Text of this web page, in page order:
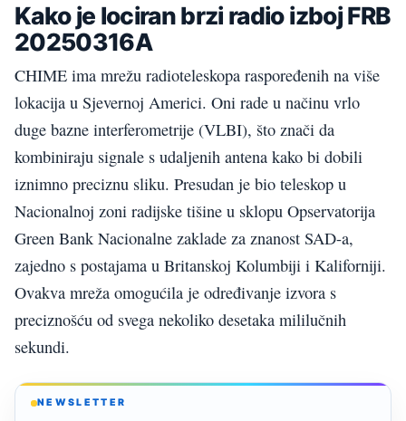
Kako je lociran brzi radio izboj FRB
20250316A
CHIME ima mrežu radioteleskopa raspoređenih na više
lokacija u Sjevernoj Americi. Oni rade u načinu vrlo
duge bazne interferometrije (VLBI), što znači da
kombiniraju signale s udaljenih antena kako bi dobili
iznimno preciznu sliku. Presudan je bio teleskop u
Nacionalnoj zoni radijske tišine u sklopu Opservatorija
Green Bank Nacionalne zaklade za znanost SAD-a,
zajedno s postajama u Britanskoj Kolumbiji i Kaliforniji.
Ovakva mreža omogućila je određivanje izvora s
preciznošću od svega nekoliko desetaka mililučnih
sekundi.
NEWSLETTER